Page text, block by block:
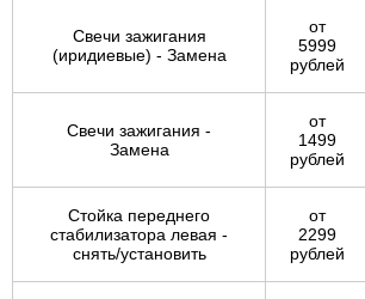
Свечи зажигания
(иридиевые) - Замена
от
5999
рублей
Свечи зажигания -
Замена
от
1499
рублей
Стойка переднего
стабилизатора левая -
снять/установить
от
2299
рублей